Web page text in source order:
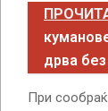
дрва
При